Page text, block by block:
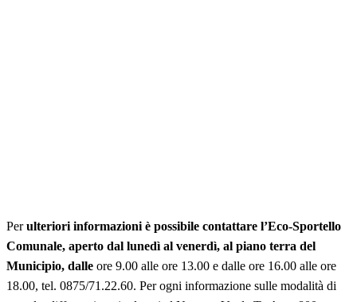
Perulteriori informazioni è possibile contattare l’Eco-Sportello
Comunale, aperto dal lunedì al venerdì, al piano terra del
Municipio, dalle ore 9.00 alle ore 13.00 e dalle ore 16.00 alle ore
18.00, tel. 0875/71.22.60. Per ogni informazione sulle modalità di